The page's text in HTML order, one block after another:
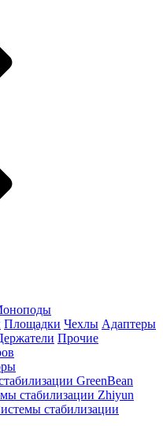
Площадки Чехлы Адаптеры
Прочие
GreenBean
стабилизации Zhiyun
стабилизации